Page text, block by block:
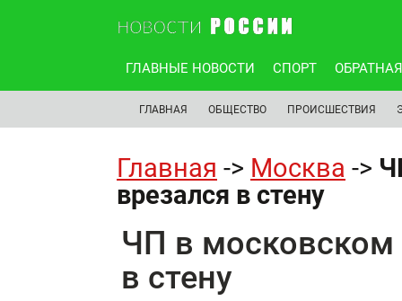
ГЛАВНЫЕ НОВОСТИ СПОРТ
ГЛАВНАЯ ОБЩЕСТВО ПРОИСШЕСТВИЯ
Главная -> Москва ->
врезался в стену
ЧП в московском
в стену